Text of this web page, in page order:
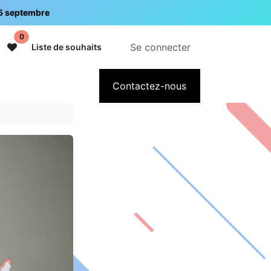
septembre
0
Liste de souhaits Se connecter
Sur intermediContactez-nous